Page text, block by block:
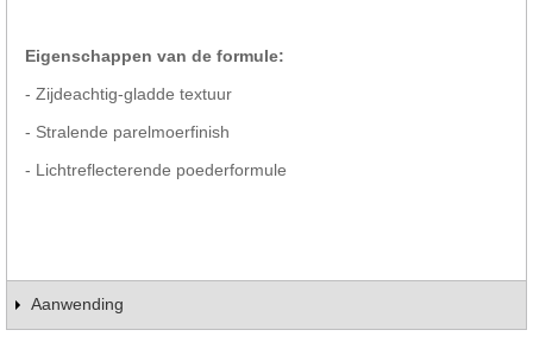
Eigenschappen van de formule:
- Zijdeachtig-gladde textuur
- Stralende parelmoerfinish
- Lichtreflecterende poederformule
Aanwending